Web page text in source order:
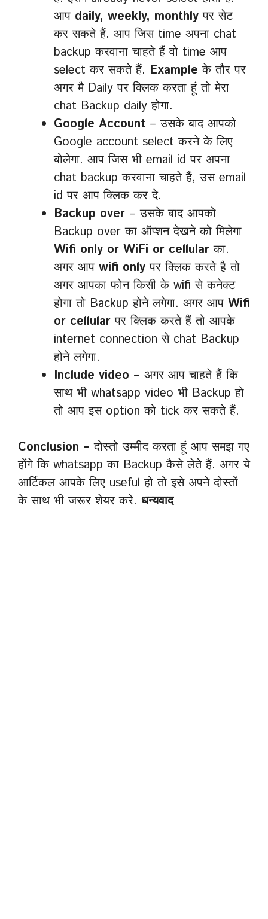
आप daily, weekly, monthlyपर सेट
कर सकते हैं. आप जिस time अपना chat
backup करवाना चाहते हैं वो time आप
select कर सकते हैं. Example के तौर पर
अगर मै Daily पर क्लिक करता हूं तो मेरा
chat Backup daily होगा.
Google Account – उसके बाद आपको
Google account select करने के लिए
बोलेगा. आप जिस भी email id पर अपना
chat backup करवाना चाहते हैं, उस email
id पर आप क्लिक कर दे.
Backup over – उसके बाद आपको
Backup over का ऑप्शन देखने को मिलेगा
Wifi only or WiFi or cellularका.
अगर आप wifi only पर क्लिक करते है तो
अगर आपका फोन किसी के wifi से कनेक्ट
होगा तो Backup होने लगेगा. अगर आप Wifi
or cellular पर क्लिक करते हैं तो आपके
internet connection से chat Backup
होने लगेगा.
Include video – अगर आप चाहते हैं कि
साथ भी whatsapp video भी Backup हो
तो आप इस option को tick कर सकते हैं.
Conclusion –दोस्तो उम्मीद करता हूं आप समझ गए
होंगे कि whatsapp का Backup कैसे लेते हैं. अगर ये
आर्टिकल आपके लिए useful हो तो इसे अपने दोस्तों
के साथ भी जरूर शेयर करे. धन्यवाद